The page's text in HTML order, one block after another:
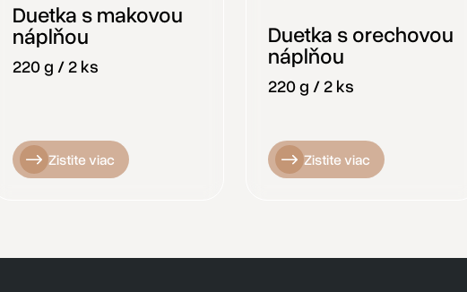
Duetka s makovou
náplňou
220 g / 2 ks
Zistite viac
Duetka s orechovou
náplňou
220 g / 2 ks
Zistite viac